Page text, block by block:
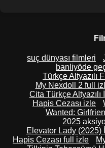
suç dünyası filmleri
banliyöde
Türkçe Altyazılı
My Nexdoll 2 full
Cita Türkçe Altyazılı
Hapis Cezası izle
Wanted:
2025
Elevator Lady (2025)
Hapis Cezası full izle